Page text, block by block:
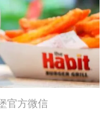
官方微信